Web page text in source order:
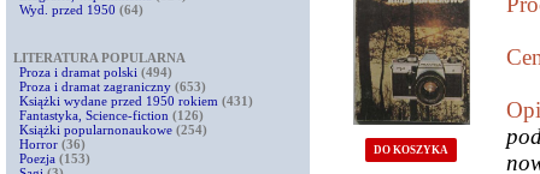
Wyd. przed 1950 (64)
LITERATURA POPULARNA
Proza i dramat polski (494)
Proza i dramat zagraniczny (653)
Książki wydane przed 1950 rokiem (431)
Fantastyka, Science-fiction (126)
Książki popularnonaukowe (254)
Horror (36)
Poezja (153)
DO KOSZYKA